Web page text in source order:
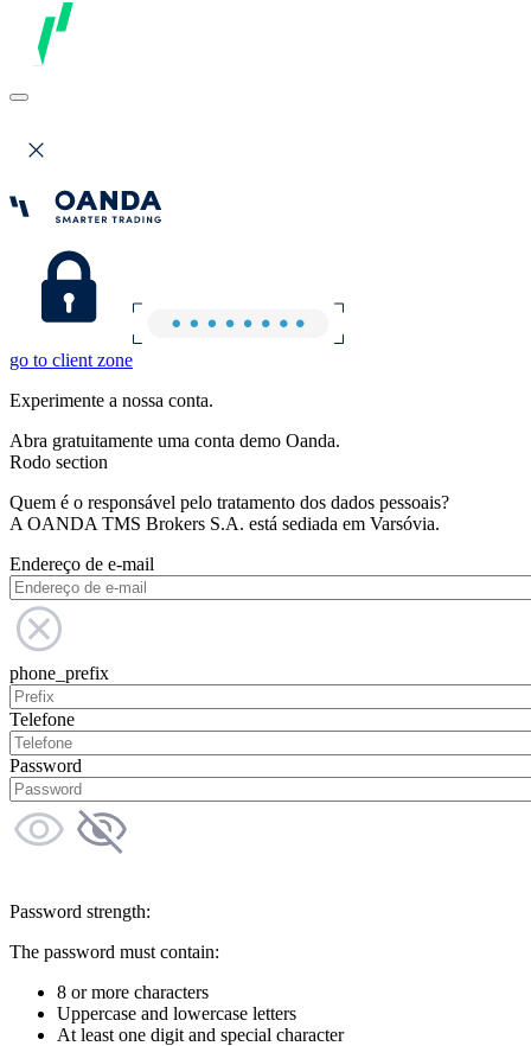
go to client zone
Experimente a nossa conta.
Abra gratuitamente uma conta demo Oanda.
Rodo section
Quem é o responsável pelo tratamento dos dados pessoais?
A OANDA TMS Brokers S.A. está sediada em Varsóvia.
Endereço de e-mail
phone_prefix
Telefone
Password
Password strength:
The password must contain:
8 or more characters
Uppercase and lowercase letters
At least one digit and special character